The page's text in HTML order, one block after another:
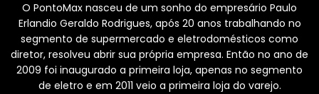
O PontoMax nasceu de um sonho do empresário Paulo
Erlandio Geraldo Rodrigues, após 20 anos trabalhando no
segmento de supermercado e eletrodomésticos como
diretor, resolveu abrir sua própria empresa. Então no ano de
2009 foi inaugurado a primeira loja, apenas no segmento
de eletro e em 2011 veio a primeira loja do varejo.